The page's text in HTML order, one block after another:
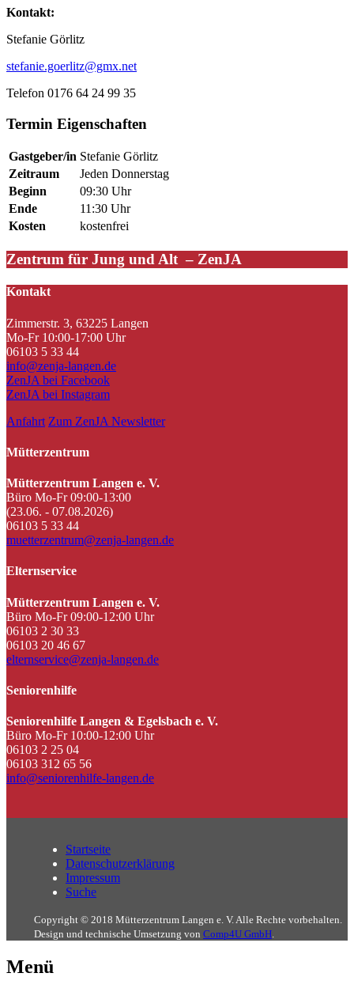
Kontakt:
Stefanie Görlitz
stefanie.goerlitz@gmx.net
Telefon 0176 64 24 99 35
Termin Eigenschaften
Gastgeber/in Stefanie Görlitz
Zeitraum
Jeden Donnerstag
Beginn
09:30 Uhr
Ende
11:30 Uhr
Kosten
kostenfrei
Zentrum für Jung und Alt – ZenJA
Kontakt
Zimmerstr. 3, 63225 Langen
Mo-Fr 10:00-17:00 Uhr
06103 5 33 44
info@zenja-langen.de
ZenJA bei Facebook
ZenJA bei Instagram
Anfahrt Zum ZenJA Newsletter
Mütterzentrum
Mütterzentrum Langen e. V.
Büro Mo-Fr 09:00-13:00
(23.06. - 07.08.2026)
06103 5 33 44
muetterzentrum@zenja-langen.de
Elternservice
Mütterzentrum Langen e. V.
Büro Mo-Fr 09:00-12:00 Uhr
06103 2 30 33
06103 20 46 67
elternservice@zenja-langen.de
Seniorenhilfe
Seniorenhilfe Langen & Egelsbach e. V.
Büro Mo-Fr 10:00-12:00 Uhr
06103 2 25 04
06103 312 65 56
info@seniorenhilfe-langen.de
Startseite
Datenschutzerklärung
Impressum
Suche
Copyright © 2018 Mütterzentrum Langen e. V. Alle Rechte vorbehalten.
Design und technische Umsetzung von Comp4U GmbH.
Menü